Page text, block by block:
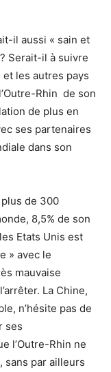
il aussi « sain et
Serait-il à suivre
et les autres pays
Rhin de son
de plus en
ses partenaires
dans son
de 300
8,5% de son
Etats Unis est
» avec le
mauvaise
La Chine,
n’hésite pas de
ses
l’Outre-Rhin ne
sans par ailleurs